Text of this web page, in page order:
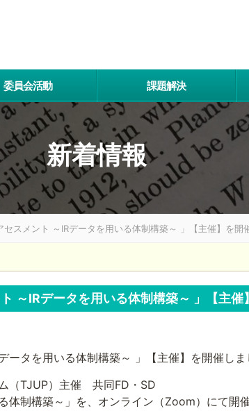
委員会活動 課題解決
新着情報
スメント ～IRデータを用いる体制構築～ 」【主催】を開
～IRデータを用いる体制構築～ 」【主催
タを用いる体制構築～ 」【主催】を開催しま
（TJUP）主催 共同FD・SD
体制構築～」を、オンライン（Zoom）にて開